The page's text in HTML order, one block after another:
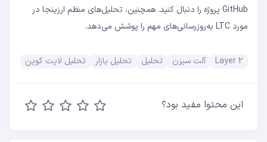
GitHub پروژه را دنبال کنید. همچنین، تحلیل‌های منظم ارزینجا در
مورد LTC به‌روزرسانی‌های مهم را پوشش می‌دهد.
Layer 2 آلت سیزن تحلیل تحلیل بازار تحلیل لایت کوین
این محتوا مفید بود؟